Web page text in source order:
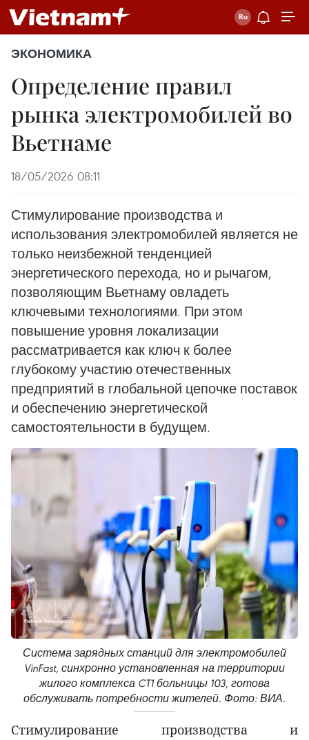
ЭКОНОМИКА
Определение правил
рынка электромобилей во
Вьетнаме
18/05/2026 08:11
Стимулирование производства и
использования электромобилей является не
только неизбежной тенденцией
энергетического перехода, но и рычагом,
позволяющим Вьетнаму овладеть
ключевыми технологиями. При этом
повышение уровня локализации
рассматривается как ключ к более
глубокому участию отечественных
предприятий в глобальной цепочке поставок
и обеспечению энергетической
самостоятельности в будущем.
Система зарядных станций для электромобилей
VinFast, синхронно установленная на территории
жилого комплекса CT1 больницы 103, готова
обслуживать потребности жителей. Фото: ВИА.
Стимулирование производства и